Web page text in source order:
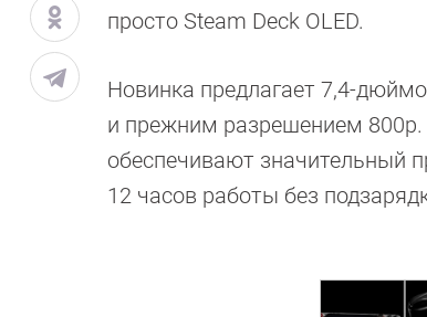
просто Steam Deck OLED.
Новинка предлагает 7,4-
и прежним разрешением
обеспечивают значительный
12 часов работы без